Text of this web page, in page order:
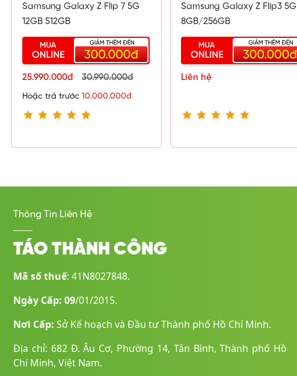
Samsung Galaxy Z Flip 7 5G
12GB 512GB
25.990.000đ 30.990.000đ
Hoặc trả trước 10.000.000đ
Samsung Galaxy Z Flip3 5G
8GB/256GB
Liên hệ
Thông Tin Liên Hệ
TÁO THÀNH CÔNG
Mã số thuế: 41N8027848.
Ngày Cấp: 09/01/2015.
Nơi Cấp: Sở Kế hoạch và Đầu tư Thành phố Hồ Chí Minh.
Địa chỉ: 682 Đ. Âu Cơ, Phường 14, Tân Bình, Thành phố Hồ
Chí Minh, Việt Nam.